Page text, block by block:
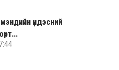
мэндийн үндэсний